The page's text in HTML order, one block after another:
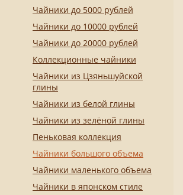
Чайники до 5000 рублей
Чайники до 10000 рублей
Чайники до 20000 рублей
Коллекционные чайники
Чайники из Цзяньшуйской
глины
Чайники из белой глины
Чайники из зелёной глины
Пеньковая коллекция
Чайники большого объема
Чайники маленького объема
Чайники в японском стиле